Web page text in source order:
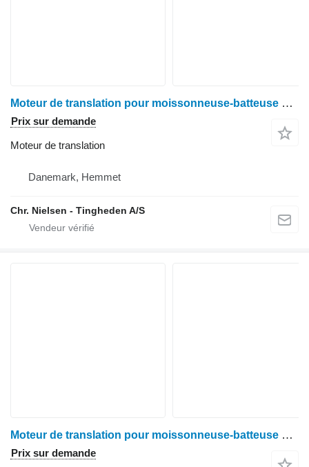
Moteur de translation pour moissonneuse-batteuse Claas Lexion 550
Prix sur demande
Moteur de translation
Danemark, Hemmet
Chr. Nielsen - Tingheden A/S
Moteur de translation pour moissonneuse-batteuse Claas Lexion 580
Prix sur demande